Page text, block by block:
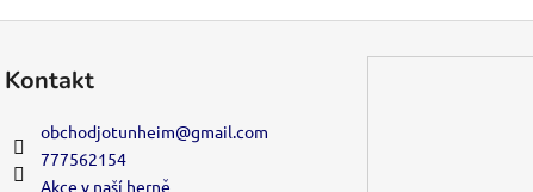
Kontakt
obchodjotunheim@gmail.com
777562154
Akce v naší herně